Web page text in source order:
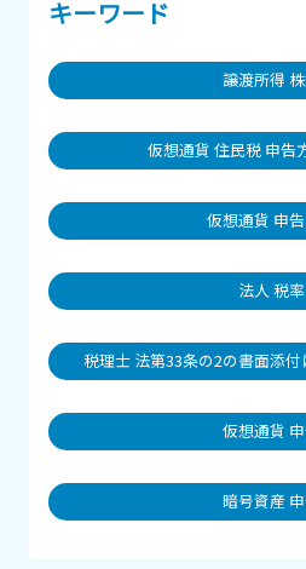
キーワード
譲渡所得
仮想通貨 住民税 申告
仮想通貨 申
法人 税率
税理士 法第33条の2の書面添
仮想通貨
暗号資産